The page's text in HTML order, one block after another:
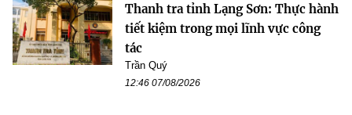
Thanh tra tỉnh Lạng Sơn: Thực hành
tiết kiệm trong mọi lĩnh vực công
tác
Trần Quý
12:46 07/08/2026